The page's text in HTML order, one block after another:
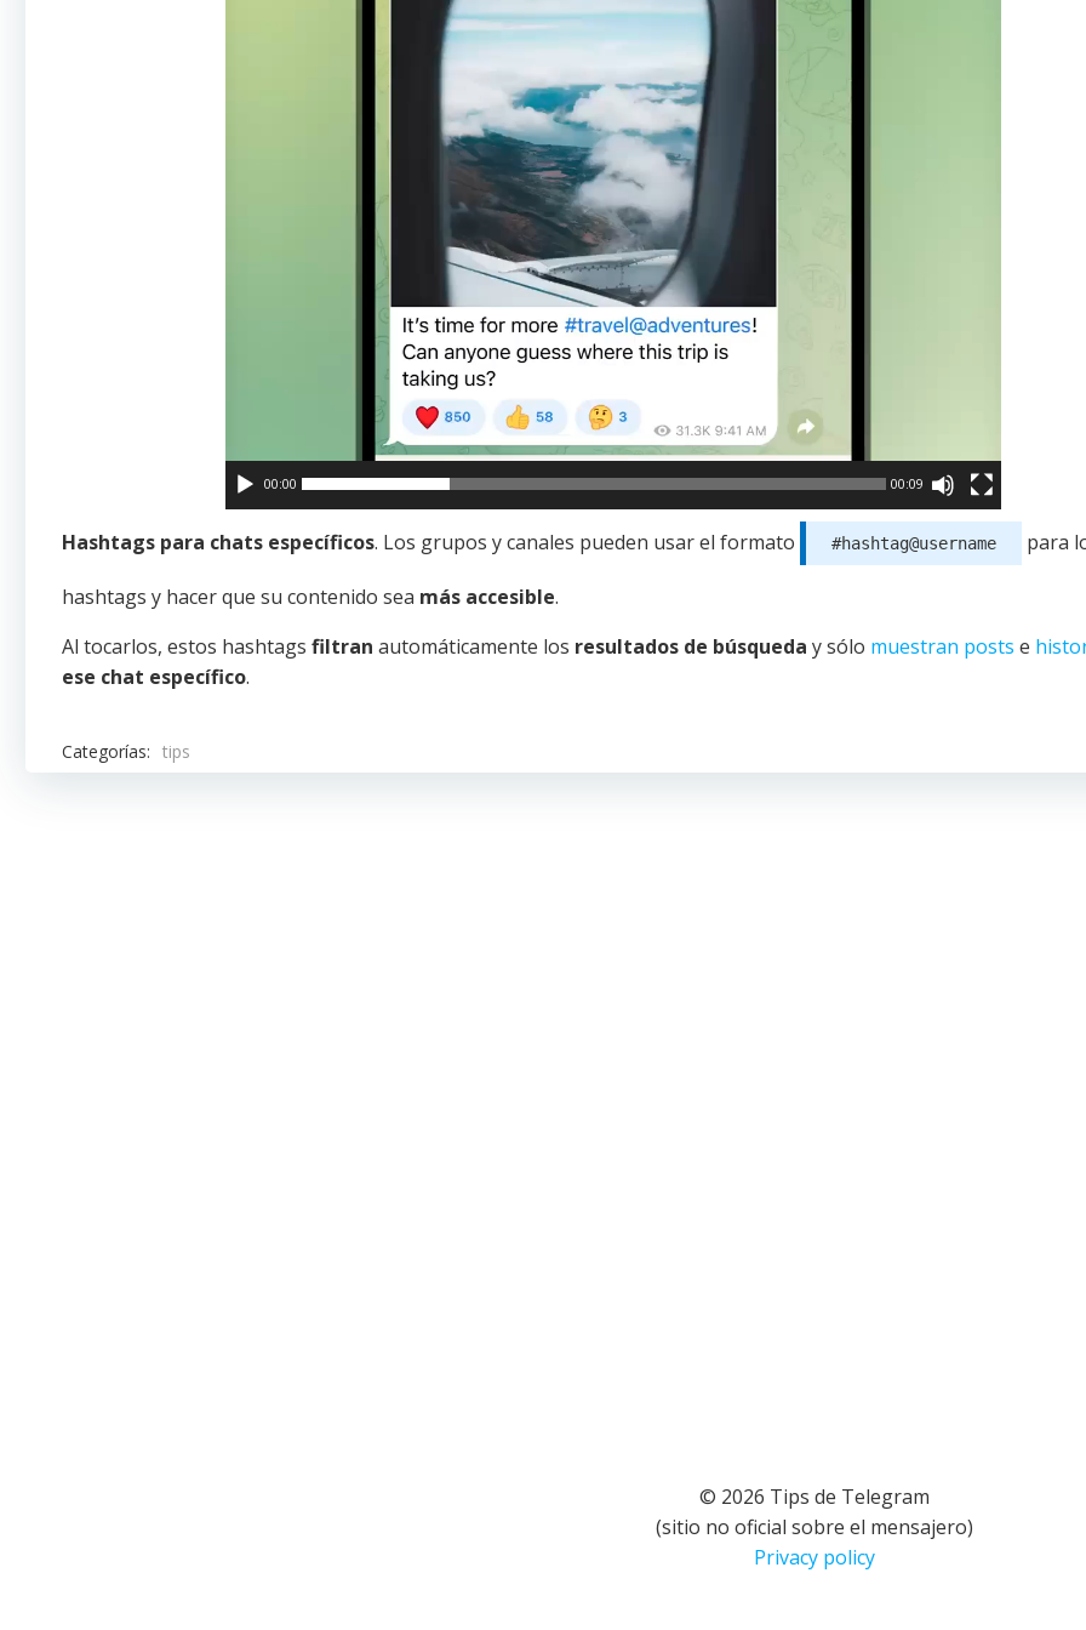
00:00 00:09
Hashtags para chats específicos. Los grupos y canales pueden usar el formato #hashtag@username para
hashtags y hacer que su contenido sea más accesible.
Al tocarlos, estos hashtags filtran automáticamente los resultados de búsqueda y sólo muestran posts e
ese chat específico.
Categorías: tips
© 2026 Tips de Telegram
(sitio no oficial sobre el mensajero)
Privacy policy